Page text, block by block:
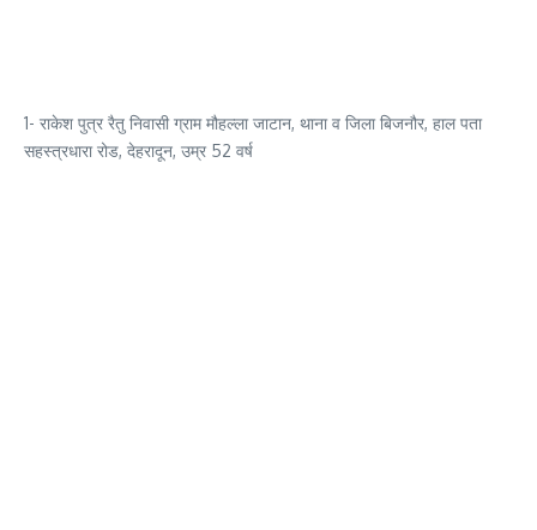
1- राकेश पुत्र रैतु निवासी ग्राम मौहल्ला जाटान, थाना व जिला बिजनौर, हाल पता
सहस्त्रधारा रोड, देहरादून, उम्र 52 वर्ष